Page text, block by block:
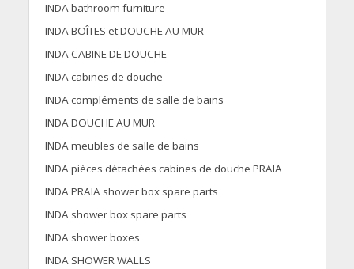
INDA bathroom furniture
INDA BOÎTES et DOUCHE AU MUR
INDA CABINE DE DOUCHE
INDA cabines de douche
INDA compléments de salle de bains
INDA DOUCHE AU MUR
INDA meubles de salle de bains
INDA pièces détachées cabines de douche PRAIA
INDA PRAIA shower box spare parts
INDA shower box spare parts
INDA shower boxes
INDA SHOWER WALLS